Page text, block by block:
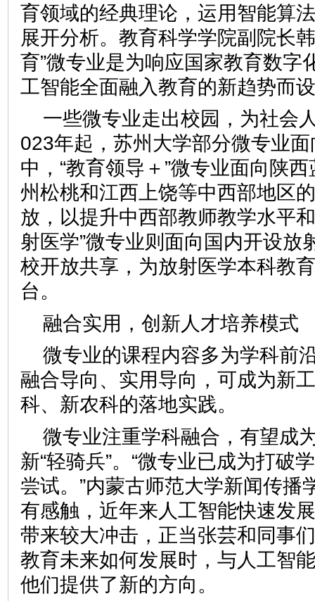
育领域的经典理论，运用智能算
展开分析。教育科学学院副院长
育”微专业是为响应国家教育数字
工智能全面融入教育的新趋势而
一些微专业走出校园，为社会
023年起，苏州大学部分微专业
中，“教育领导＋”微专业面向陕
州松桃和江西上饶等中西部地区
放，以提升中西部教师教学水平
射医学”微专业则面向国内开设放
校开放共享，为放射医学本科教
台。
融合实用，创新人才培养模式
微专业的课程内容多为学科前
融合导向、实用导向，可成为新
科、新农科的落地实践。
微专业注重学科融合，有望成
新“轻骑兵”。“微专业已成为打破
尝试。”内蒙古师范大学新闻传播
有感触，近年来人工智能快速发
带来较大冲击，正当张芸和同事
教育未来如何发展时，与人工智
他们提供了新的方向。